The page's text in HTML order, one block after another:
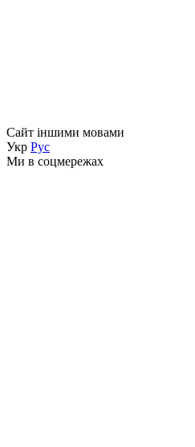
Сайт іншими мовами
Укр Рус
Ми в соцмережах